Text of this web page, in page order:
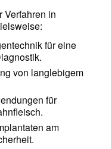
Verfahren in
für eine
von langlebigem
für
am